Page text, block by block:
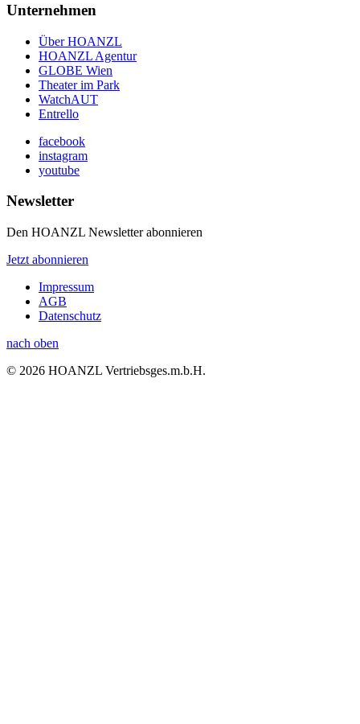
Unternehmen
Über HOANZL
HOANZL Agentur
GLOBE Wien
Theater im Park
WatchAUT
Entrello
facebook
instagram
youtube
Newsletter
Den HOANZL Newsletter abonnieren
Jetzt abonnieren
Impressum
AGB
Datenschutz
nach oben
© 2026 HOANZL Vertriebsges.m.b.H.